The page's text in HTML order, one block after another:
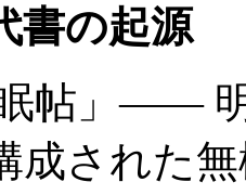
の起源
眠帖」——
成された